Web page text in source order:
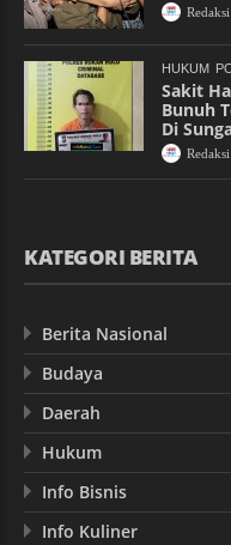
Redaksi
HUKUM
Sakit
Bunuh
Di
Redaksi
KATEGORI BERITA
Berita Nasional
Budaya
Daerah
Hukum
Info Bisnis
Info Kuliner